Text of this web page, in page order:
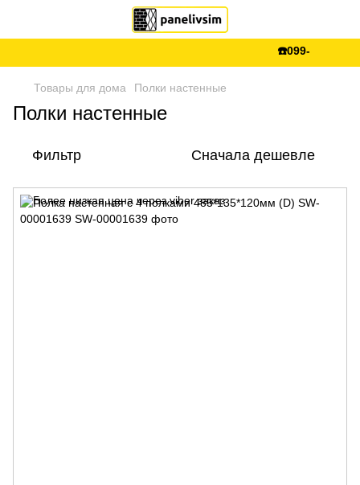
☎️099-288-99-
Товары для дома Полки настенные
Полки настенные
Фильтр Сначала дешевле